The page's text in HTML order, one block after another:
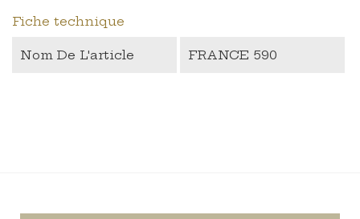
Fiche technique
Nom De L'article FRANCE 590